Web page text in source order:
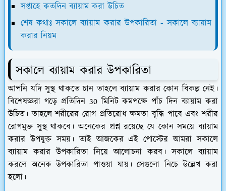
সপ্তাহে কতদিন ব্যায়াম করা উচিত
শেষ কথাঃ সকালে ব্যায়াম করার উপকারিতা - সকালে ব্যায়াম
করার নিয়ম
সকালে ব্যায়াম করার উপকারিতা
আপনি যদি সুস্থ থাকতে চান তাহলে ব্যায়াম করার কোন বিকল্প নেই।
বিশেষজ্ঞরা গড়ে প্রতিদিন 30 মিনিট কমপক্ষে পাঁচ দিন ব্যায়াম করা
উচিত। তাহলে শরীরের রোগ প্রতিরোধ ক্ষমতা বৃদ্ধি পাবে এবং শরীর
রোগমুক্ত সুস্থ থাকবে। অনেকের প্রশ্ন রয়েছে যে কোন সময়ে ব্যায়াম
করার উপযুক্ত সময়। তাই আজকের এই পোস্টের আমরা সকালে
ব্যায়াম করার উপকারিতা নিয়ে আলোচনা করব। সকালে ব্যায়াম
করলে অনেক উপকারিতা পাওয়া যায়। সেগুলো নিচে উল্লেখ করা
হলো।